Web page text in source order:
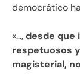
democrático
«…,desde que
respetuosos
magisterial,